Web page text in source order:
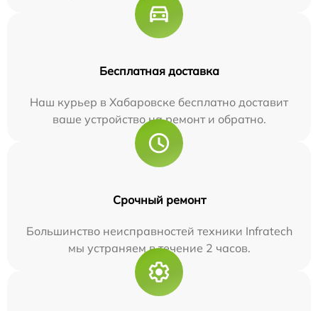
Бесплатная доставка
Наш курьер в Хабаровске бесплатно доставит
ваше устройство на ремонт и обратно.
Срочный ремонт
Большинство неисправностей техники Infratech
мы устраняем в течение 2 часов.